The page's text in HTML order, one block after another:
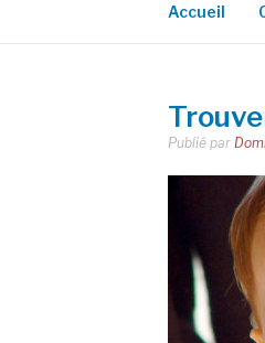
Accueil
Publié par